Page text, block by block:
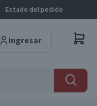
Estado del pedido
Ingresar